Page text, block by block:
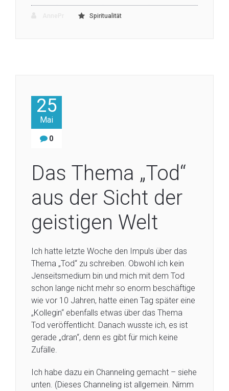
Spiritualität
25
Mai
0
Das Thema „Tod“
aus der Sicht der
geistigen Welt
Ich hatte letzte Woche den Impuls über das
Thema „Tod“ zu schreiben. Obwohl ich kein
Jenseitsmedium bin und mich mit dem Tod
schon lange nicht mehr so enorm beschäftige
wie vor 10 Jahren, hatte einen Tag später eine
„Kollegin“ ebenfalls etwas über das Thema
Tod veröffentlicht. Danach wusste ich, es ist
gerade „dran“, denn es gibt für mich keine
Zufälle.
Ich habe dazu ein Channeling gemacht – siehe
unten. (Dieses Channeling ist allgemein. Nimm